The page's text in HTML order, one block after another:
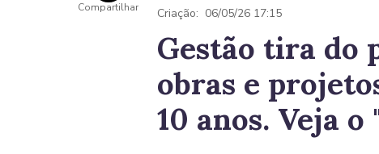
Compartilhar
Criação: 06/05/26 17:15
Gestão tira do
obras e
10 anos. Veja o